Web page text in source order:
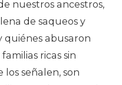
nuestros ancestros,
de saqueos y
quiénes abusaron
ricas sin
los señalen, son